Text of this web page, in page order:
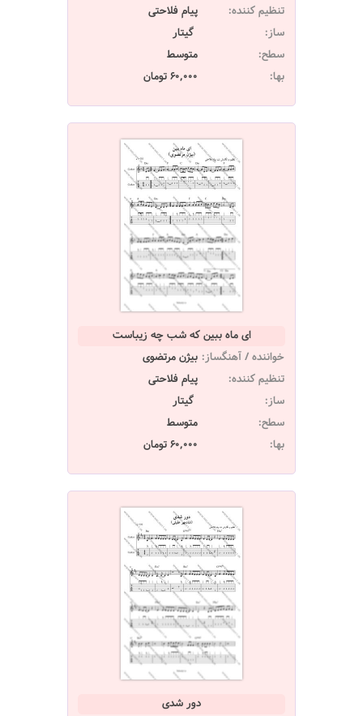
تنظیم کننده:
پیام فلاحتی
ساز:
گیتار
سطح:
متوسط
بها:
60,000 تومان
ای ماه ببین که شب چه زیباست
خواننده / آهنگساز: بیژن مرتضوی
تنظیم کننده:
پیام فلاحتی
ساز:
گیتار
سطح:
متوسط
بها:
60,000 تومان
دور شدی